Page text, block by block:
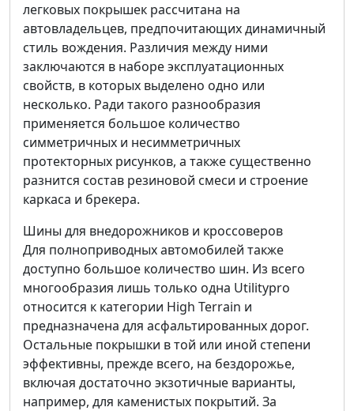
легковых покрышек рассчитана на
автовладельцев, предпочитающих динамичный
стиль вождения. Различия между ними
заключаются в наборе эксплуатационных
свойств, в которых выделено одно или
несколько. Ради такого разнообразия
применяется большое количество
симметричных и несимметричных
протекторных рисунков, а также существенно
разнится состав резиновой смеси и строение
каркаса и брекера.
Шины для внедорожников и кроссоверов
Для полноприводных автомобилей также
доступно большое количество шин. Из всего
многообразия лишь только одна Utilitypro
относится к категории High Terrain и
предназначена для асфальтированных дорог.
Остальные покрышки в той или иной степени
эффективны, прежде всего, на бездорожье,
включая достаточно экзотичные варианты,
например, для каменистых покрытий. За